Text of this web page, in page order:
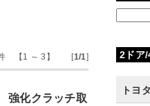
【1 ～ 3】 [1/1]
化クラッチ取
2ドア/
トヨ